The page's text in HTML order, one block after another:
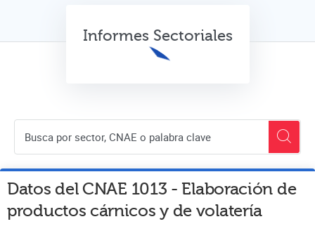
Informes Sectoriales
Datos del CNAE 1013 - Elaboración de
productos cárnicos y de volatería